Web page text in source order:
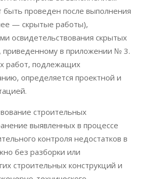
проведен после выполнения
— скрытые работы),
освидетельствования скрытых
приведенному в приложении № 3.
работ, подлежащих
определяется проектной и
строительных
выявленных в процессе
контроля недостатков в
без разборки или
строительных конструкций и